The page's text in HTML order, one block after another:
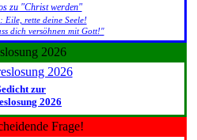
zu "Christ werden"
Eile, rette deine Seele!
dich versöhnen mit Gott!"
2026
zur
2026
Frage!